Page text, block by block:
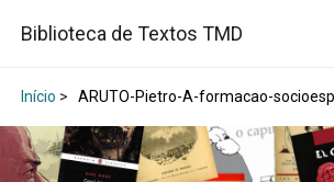
Biblioteca de Textos TMD
Início > ARUTO-Pietro-A-formacao-